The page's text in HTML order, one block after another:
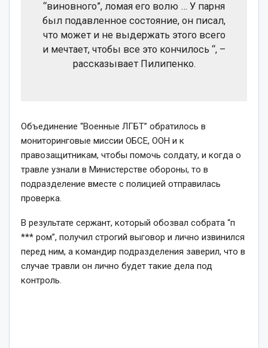
“виновного”, ломая его волю … У парня
был подавленное состояние, он писал,
что может и не выдержать этого всего
и мечтает, чтобы все это кончилось “, –
рассказывает Пилипенко.
Объединение “Военные ЛГБТ” обратилось в
мониторинговые миссии ОБСЕ, ООН и к
правозащитникам, чтобы помочь солдату, и когда о
травле узнали в Министерстве обороны, то в
подразделение вместе с полицией отправилась
проверка.
В результате сержант, который обозвал собрата “п
*** ром”, получил строгий выговор и лично извинился
перед ним, а командир подразделения заверил, что в
случае травли он лично будет такие дела под
контроль.